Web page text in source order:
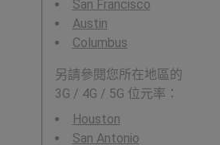
San Francisco
Austin
Columbus
另請參閱您所在地區的
3G / 4G / 5G 位元率：
Houston
San Antonio